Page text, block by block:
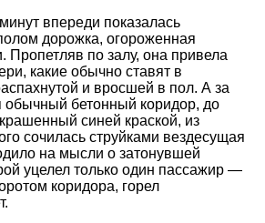
впереди показалась
дорожка, огороженная
Пропетляв по залу, она привела
какие обычно ставят в
и вросшей в пол. А за
обычный бетонный коридор, до
синей краской, из
сочилась струйками вездесущая
на мысли о затонувшей
уцелел только один пассажир —
коридора, горел